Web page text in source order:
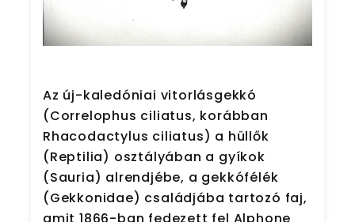
Az új-kaledóniai vitorlásgekkó
(Correlophus ciliatus, korábban
Rhacodactylus ciliatus) a hüllők
(Reptilia) osztályában a gyíkok
(Sauria) alrendjébe, a gekkófélék
(Gekkonidae) családjába tartozó faj,